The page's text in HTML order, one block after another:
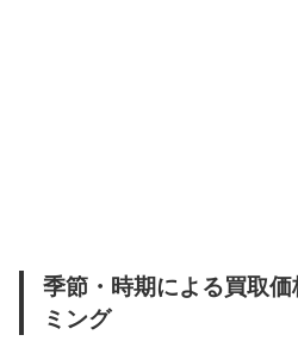
季節・時期による買取
ミング